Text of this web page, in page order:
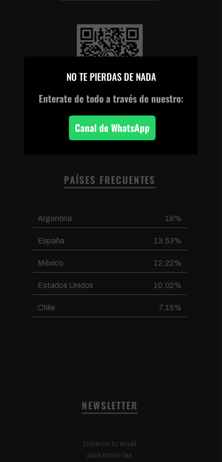
Escanea el código o
para unirte a nuestro
canal de WhatsApp
PAÍSES FRECUENTES
Argentina 19%
España 13.53%
México 12.22%
Estados Unidos 10.02%
Chile 7.15%
NEWSLETTER
Déjanos tu email
para recibir las
NO TE PIERDAS DE NADA
Enterate de todoa través de nuestro:
Canal de WhatsApp